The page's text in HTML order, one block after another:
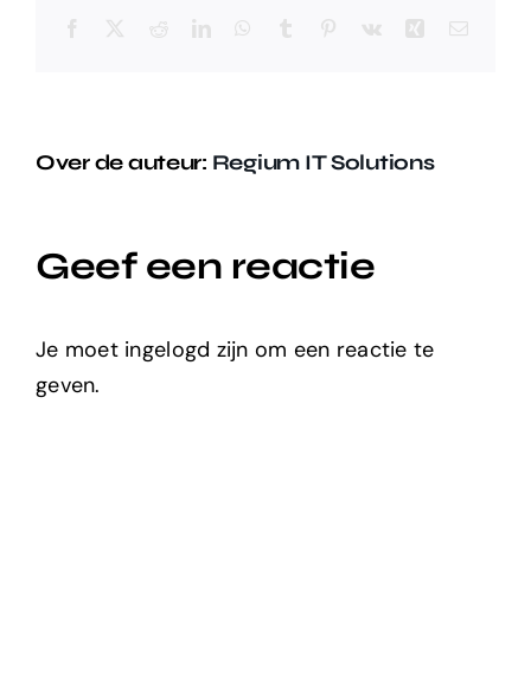
Facebook RedditLinkedInWhatsApp
Tumblr Pinterest
Vk XingE-
Over de auteur: Regium IT Solutions
Geef een reactie
Je moet ingelogd zijn om een reactie te
geven.